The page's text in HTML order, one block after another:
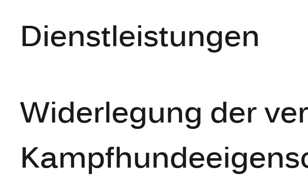
Dienstleistungen
Widerlegung der